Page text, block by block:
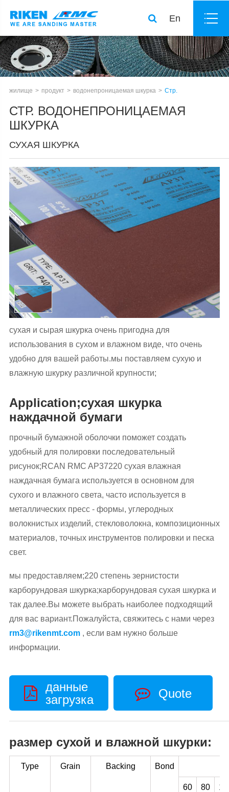
En
жилище продукт водонепроницаемая шкурка Стр.
СТР. ВОДОНЕПРОНИЦАЕМАЯ
ШКУРКА
СУХАЯ ШКУРКА
сухая и сырая шкурка очень пригодна для
использования в сухом и влажном виде, что очень
удобно для вашей работы.мы поставляем сухую и
влажную шкурку различной крупности;
Application;сухая шкурка
наждачной бумаги
прочный бумажной оболочки поможет создать
удобный для полировки последовательный
рисунок;RCAN RMC AP37220 сухая влажная
наждачная бумага используется в основном для
сухого и влажного света, часто используется в
металлических пресс - формы, углеродных
волокнистых изделий, стекловолокна, композиционных
материалов, точных инструментов полировки и песка
свет.
мы предоставляем;220 степень зернистости
карборундовая шкурка;карборундовая сухая шкурка и
так далее.Вы можете выбрать наиболее подходящий
для вас вариант.Пожалуйста, свяжитесь с нами через
rm3@rikenmt.com , если вам нужно больше
информации.
данные
загрузка
Quote
размер сухой и влажной шкурки:
Type Grain Backing Bond
60 80